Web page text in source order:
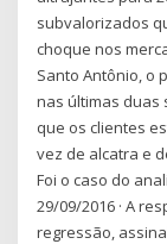
subvalorizados
choque nos
Santo Antônio, o
nas últimas duas
que os clientes
vez de alcatra e
Foi o caso do
29/09/2016 · A
regressão,